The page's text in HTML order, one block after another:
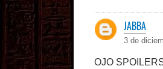
JABBA
3 de
OJO